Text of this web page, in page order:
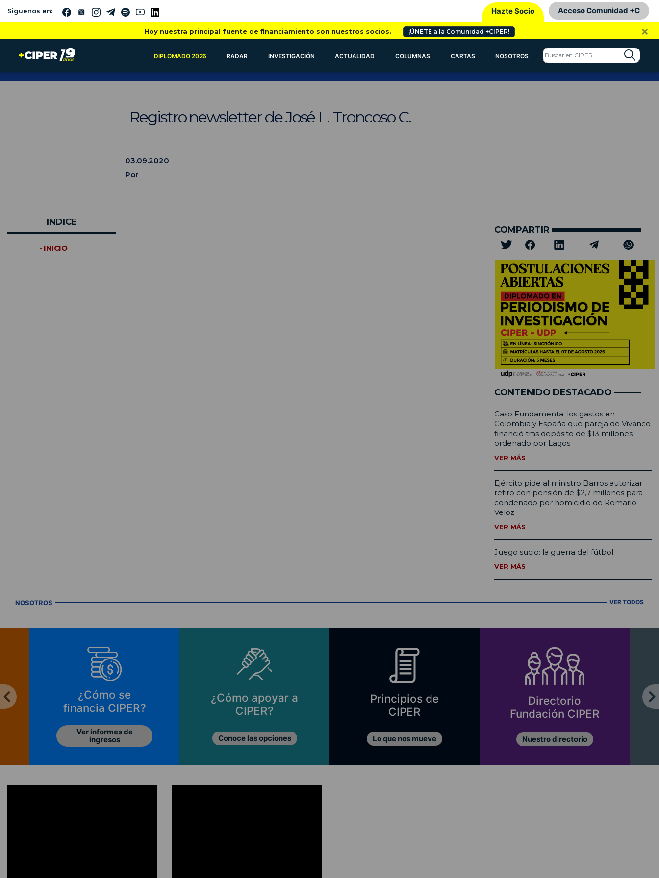
Siguenos en: Hazte Socio Acceso Comunidad +C
Hoy nuestra principal fuente de financiamiento son nuestros socios. ¡ÚNETE a la Comunidad +CIPER! ×
DIPLOMADO 2026 RADAR INVESTIGACIÓN ACTUALIDAD COLUMNAS CARTAS NOSOTROS
Registro newsletter de José L. Troncoso C.
03.09.2020
Por
INDICE
- INICIO
COMPARTIR
CONTENIDO DESTACADO
Caso Fundamenta: los gastos en
Colombia y España que pareja de Vivanco
financió tras depósito de $13 millones
ordenado por Lagos
VER MÁS
Ejército pide al ministro Barros autorizar
retiro con pensión de $2,7 millones para
condenado por homicidio de Romario
Veloz
VER MÁS
Juego sucio: la guerra del fútbol
VER MÁS
NOSOTROS VER TODOS
¿Cómo se
financia CIPER?
Ver informes de
ingresos
¿Cómo apoyar a
CIPER?
Conoce las opciones
Principios de
CIPER
Lo que nos mueve
Directorio
Fundación CIPER
Nuestro directorio